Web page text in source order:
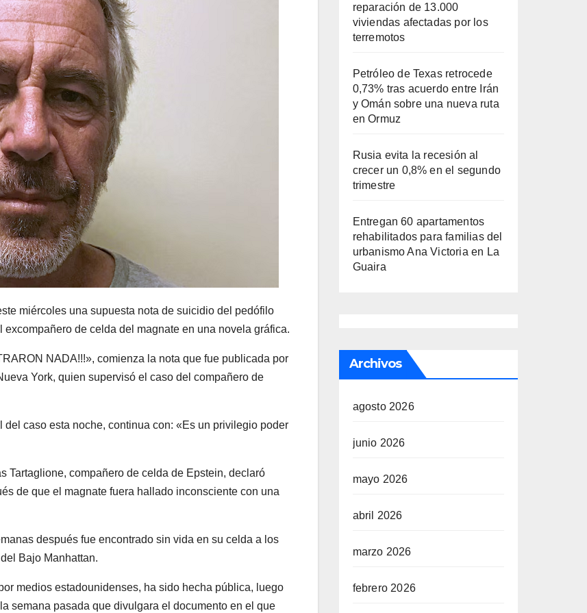
miércoles una supuesta nota de suicidio del pedófilo
de celda del magnate en una novela gráfica.
NADA!!!», comienza la nota que fue publicada por
York, quien supervisó el caso del compañero de
caso esta noche, continua con: «Es un privilegio poder
Tartaglione, compañero de celda de Epstein, declaró
de que el magnate fuera hallado inconsciente con una
después fue encontrado sin vida en su celda a los
Bajo Manhattan.
medios estadounidenses, ha sido hecha pública, luego
semana pasada que divulgara el documento en el que
reparación de 13.000
viviendas afectadas por los
terremotos
Petróleo de Texas retrocede
0,73% tras acuerdo entre Irán
y Omán sobre una nueva ruta
en Ormuz
Rusia evita la recesión al
crecer un 0,8% en el segundo
trimestre
Entregan 60 apartamentos
rehabilitados para familias del
urbanismo Ana Victoria en La
Guaira
Archivos
agosto 2026
junio 2026
mayo 2026
abril 2026
marzo 2026
febrero 2026